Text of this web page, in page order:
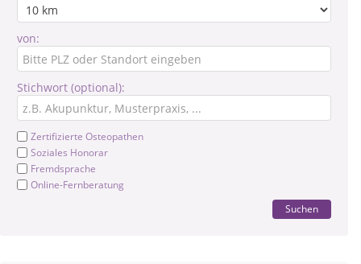
von:
Stichwort (optional):
Zertifizierte Osteopathen
Soziales Honorar
Fremdsprache
Online-Fernberatung
Suchen